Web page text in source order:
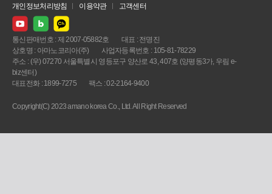
개인정보처리방침 이용약관 고객센터
통신판매번호 : 제 2007-05882호
대표 : 전명진
상호명 : 아마노코리아(주)
사업자등록번호 : 105-81-78229
주소 : (우) 07270 서울특별시 영등포구 양산로 43, 407호 (양평동3가, 우림 e-
biz센터)
대표전화 : 1899-7275
팩스 : 02-2164-9400
Copyright(C) 2023 amano korea Co., Ltd. All Right Reserved